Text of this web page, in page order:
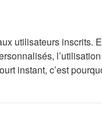
utilisateurs inscrits.
instant, c’est